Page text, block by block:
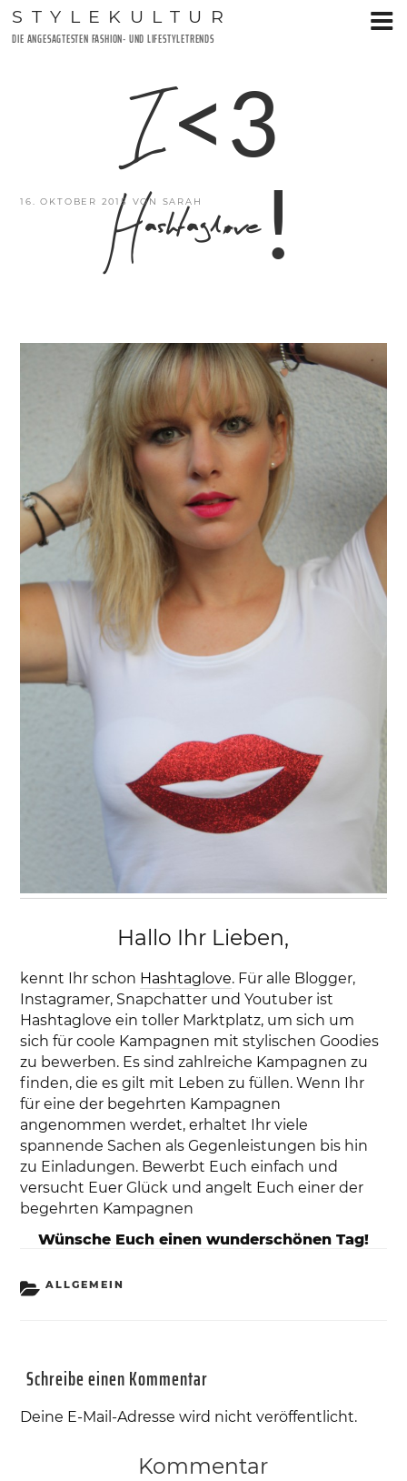
Zum
Inhalt
STYLEKULTUR
DIE ANGESAGTESTEN FASHION- UND LIFESTYLETRENDS
VERÖFFENTLICHT
16. OKTOBER 2015 VON SARAH
I <3
Hashtaglove!
Hallo Ihr Lieben,
kennt Ihr schon Hashtaglove. Für alle Blogger,
Instagramer, Snapchatter und Youtuber ist
Hashtaglove ein toller Marktplatz, um sich um
sich für coole Kampagnen mit stylischen Goodies
zu bewerben. Es sind zahlreiche Kampagnen zu
finden, die es gilt mit Leben zu füllen. Wenn Ihr
für eine der begehrten Kampagnen
angenommen werdet, erhaltet Ihr viele
spannende Sachen als Gegenleistungen bis hin
zu Einladungen. Bewerbt Euch einfach und
versucht Euer Glück und angelt Euch einer der
begehrten Kampagnen
Wünsche Euch einen wunderschönen Tag!
KATEGORIEN
ALLGEMEIN
Schreibe einen Kommentar
Deine E-Mail-Adresse wird nicht veröffentlicht.
Kommentar